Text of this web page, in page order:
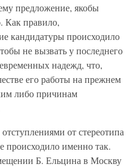
предложение, якобы
Как правило,
кандидатуры происходило
не вызвать у последнего
надежд, что,
его работы на прежнем
либо причинам
от стереотипа
происходило именно так.
Б. Ельцина в Москву